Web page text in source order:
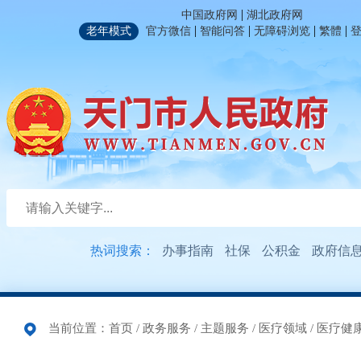
中国政府网 | 湖北政府网
老年模式
官方微信 | 智能问答 | 无障碍浏览 | 繁體 |
热词搜索： 办事指南 社保 公积金 政府信
当前位置： 首页 / 政务服务 / 主题服务 / 医疗领域 / 医疗健